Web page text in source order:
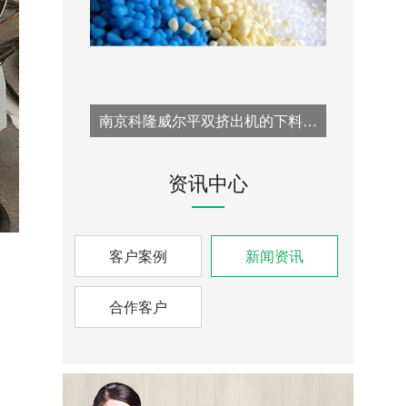
南京科隆威尔平双挤出机的下料口改造方案：针对喂料瓶颈问题的专业技术解决方案
资讯中心
客户案例 新闻资讯
合作客户